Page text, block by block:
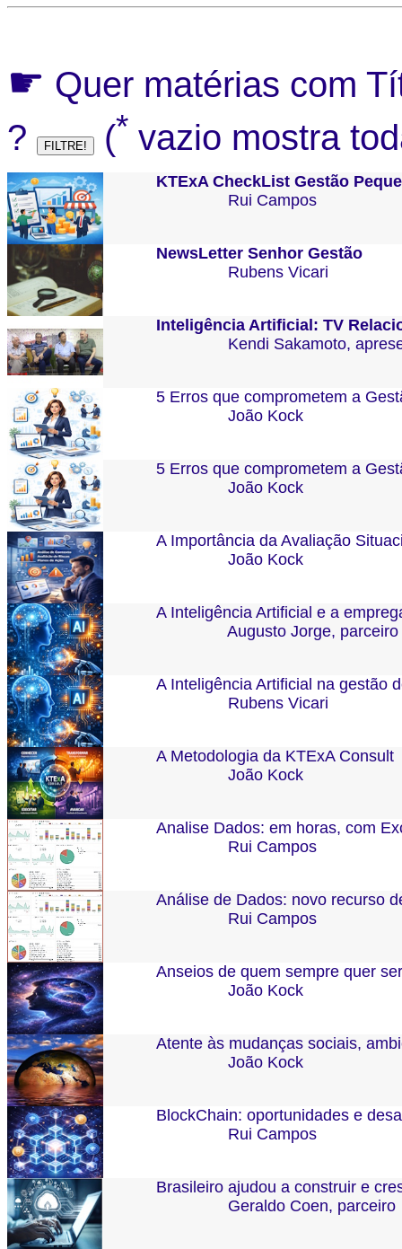
☛ Quer matérias com
?
(* vazio mostra
KTExA CheckList Gestão
Rui Campos
NewsLetter Senhor Gestão
Rubens Vicari
Inteligência Artificial: TV
Kendi Sakamoto,
5 Erros que comprometem a
João Kock
5 Erros que comprometem a
João Kock
A Importância da Avaliação
João Kock
A Inteligência Artificial e a
Augusto Jorge, parceiro
A Inteligência Artificial na gestão
Rubens Vicari
A Metodologia da KTExA Consult
João Kock
Analise Dados: em horas, com
Rui Campos
Análise de Dados: novo recurso
Rui Campos
Anseios de quem sempre quer
João Kock
Atente às mudanças sociais,
João Kock
BlockChain: oportunidades e
Rui Campos
Brasileiro ajudou a construir e
Geraldo Coen, parceiro